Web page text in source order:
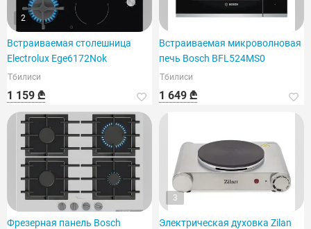
2
Встраиваемая столешница
Electrolux Ege6172Nok
Тбилиси
1 159 ₾
Встраиваемая микроволновая
печь Bosch BFL524MS0
Тбилиси
1 649 ₾
Фрезерная панель Bosch
3
Электрическая духовка Zilan